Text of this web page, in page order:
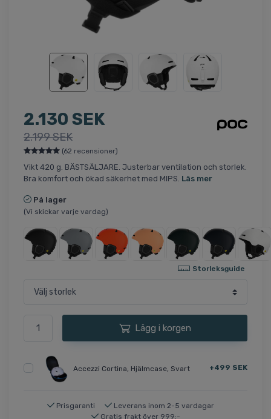
2.130 SEK
2.199 SEK
(62 recensioner)
Vikt 420 g. BÄSTSÄLJARE. Justerbar ventilation och storlek.
Bra komfort och ökad säkerhet med MIPS. Läs mer
På lager
(Vi skickar varje vardag)
Storleksguide
Lägg i korgen
Accezzi Cortina, Hjälmcase, Svart +499 SEK
Prisgaranti
Leverans inom 2-5 vardagar
Gratis frakt över 999:-